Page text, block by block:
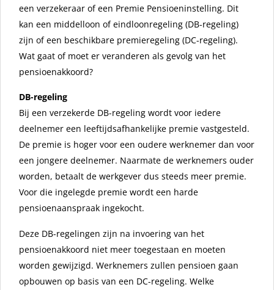
een verzekeraar of een Premie Pensioeninstelling. Dit
kan een middelloon of eindloonregeling (DB-regeling)
zijn of een beschikbare premieregeling (DC-regeling).
Wat gaat of moet er veranderen als gevolg van het
pensioenakkoord?
DB-regeling
Bij een verzekerde DB-regeling wordt voor iedere
deelnemer een leeftijdsafhankelijke premie vastgesteld.
De premie is hoger voor een oudere werknemer dan voor
een jongere deelnemer. Naarmate de werknemers ouder
worden, betaalt de werkgever dus steeds meer premie.
Voor die ingelegde premie wordt een harde
pensioenaanspraak ingekocht.
Deze DB-regelingen zijn na invoering van het
pensioenakkoord niet meer toegestaan en moeten
worden gewijzigd. Werknemers zullen pensioen gaan
opbouwen op basis van een DC-regeling. Welke